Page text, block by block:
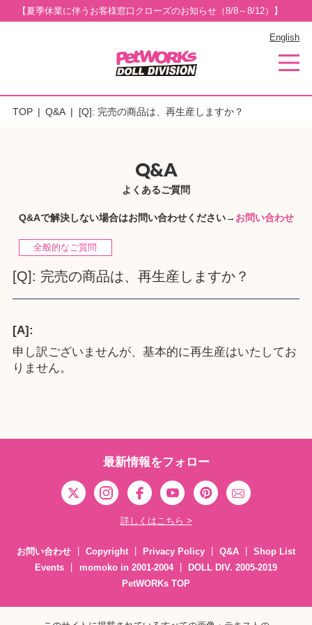
【夏季休業に伴うお客様窓口クローズのお知らせ（8/8～8/12）】
English
TOP Q&A [Q]: 完売の商品は、再生産しますか？
Q&A
よくあるご質問
Q&Aで解決しない場合はお問い合わせください→ お問い合わせ
全般的なご質問
[Q]: 完売の商品は、再生産しますか？
[A]:
申し訳ございませんが、基本的に再生産はいたしてお
りません。
最新情報をフォロー
詳しくはこちら >
お問い合わせ Copyright Privacy Policy Q&A
Shop List
Events
momoko in 2001-2004
DOLL DIV. 2005-2019
PetWORKs TOP